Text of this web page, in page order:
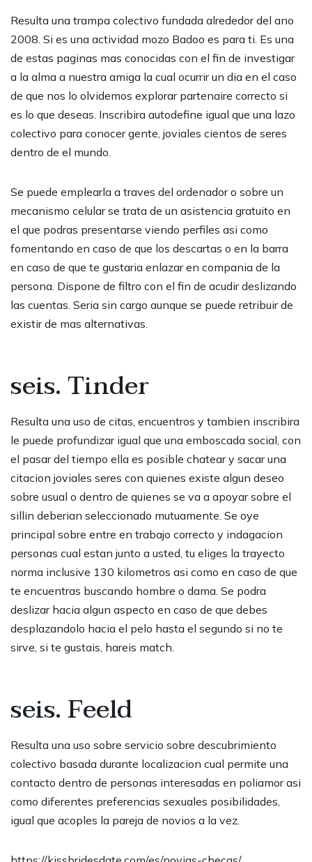
Resulta una trampa colectivo fundada alrededor del ano
2008. Si es una actividad mozo Badoo es para ti. Es una
de estas paginas mas conocidas con el fin de investigar
a la alma a nuestra amiga la cual ocurrir un dia en el caso
de que nos lo olvidemos explorar partenaire correcto si
es lo que deseas. Inscribira autodefine igual que una lazo
colectivo para conocer gente, joviales cientos de seres
dentro de el mundo.
Se puede emplearla a traves del ordenador o sobre un
mecanismo celular se trata de un asistencia gratuito en
el que podras presentarse viendo perfiles asi como
fomentando en caso de que los descartas o en la barra
en caso de que te gustaria enlazar en compania de la
persona. Dispone de filtro con el fin de acudir deslizando
las cuentas. Seria sin cargo aunque se puede retribuir de
existir de mas alternativas.
seis. Tinder
Resulta una uso de citas, encuentros y tambien inscribira
le puede profundizar igual que una emboscada social, con
el pasar del tiempo ella es posible chatear y sacar una
citacion joviales seres con quienes existe algun deseo
sobre usual o dentro de quienes se va a apoyar sobre el
sillin deberian seleccionado mutuamente. Se oye
principal sobre entre en trabajo correcto y indagacion
personas cual estan junto a usted, tu eliges la trayecto
norma inclusive 130 kilometros asi como en caso de que
te encuentras buscando hombre o dama. Se podra
deslizar hacia algun aspecto en caso de que debes
desplazandolo hacia el pelo hasta el segundo si no te
sirve, si te gustais, hareis match.
seis. Feeld
Resulta una uso sobre servicio sobre descubrimiento
colectivo basada durante localizacion cual permite una
contacto dentro de personas interesadas en poliamor asi
como diferentes preferencias sexuales posibilidades,
igual que acoples la pareja de novios a la vez.